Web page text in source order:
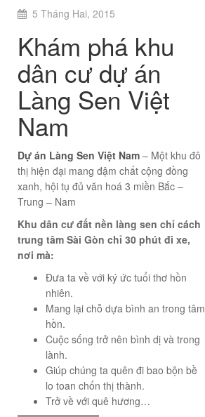
5 Tháng Hai, 2015
Khám phá khu
dân cư dự án
Làng Sen Việt
Nam
Dự án Làng Sen Việt Nam – Một khu đô
thị hiện đại mang đậm chất cộng đồng
xanh, hội tụ đủ văn hoá 3 miền Bắc –
Trung – Nam
Khu dân cư đất nền làng sen chỉ cách
trung tâm Sài Gòn chỉ 30 phút đi xe,
nơi mà:
Đưa ta về với ký ức tuổi thơ hồn
nhiên.
Mang lại chỗ dựa bình an trong tâm
hồn.
Cuộc sống trở nên bình dị và trong
lành.
Giúp chúng ta quên đi bao bộn bề
lo toan chốn thị thành.
Trở về với quê hương…